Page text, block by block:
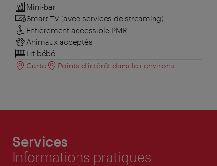
Mini-bar
Smart TV (avec services de streaming)
Entièrement accessible PMR
Animaux acceptés
Lit bébé
Carte
Points d'intérêt dans les environs
Services
Informations pratiques